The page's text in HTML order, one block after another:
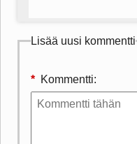
Lisää uusi kommentti
* Kommentti: